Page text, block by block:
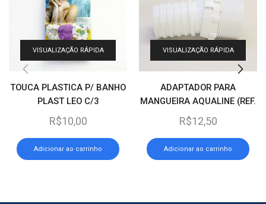
VISUALIZAÇÃO RÁPIDA
TOUCA PLASTICA P/ BANHO
PLAST LEO C/3
R$10,00
Adicionar ao carrinho
VISUALIZAÇÃO RÁPIDA
ADAPTADOR PARA
MANGUEIRA AQUALINE (REF.
431)
R$12,50
Adicionar ao carrinho